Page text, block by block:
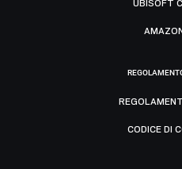
UBISOFT
CODICE DI